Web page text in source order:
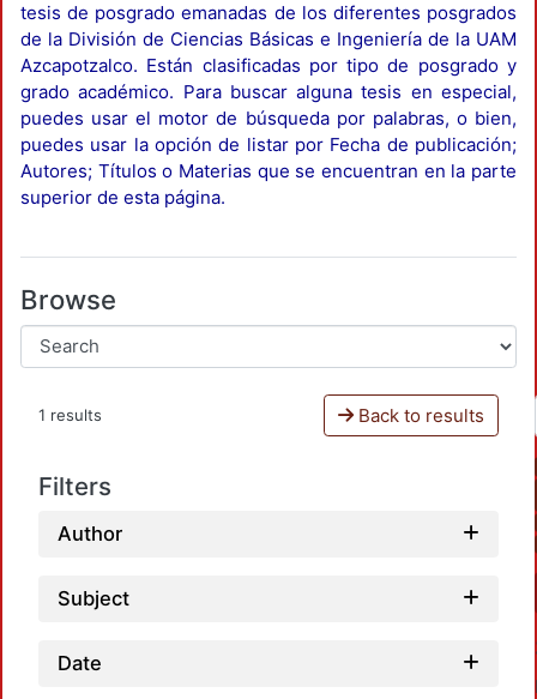
tesis de posgrado emanadas de los diferentes posgrados
de la División de Ciencias Básicas e Ingeniería de la UAM
Azcapotzalco. Están clasificadas por tipo de posgrado y
grado académico. Para buscar alguna tesis en especial,
puedes usar el motor de búsqueda por palabras, o bien,
puedes usar la opción de listar por Fecha de publicación;
Autores; Títulos o Materias que se encuentran en la parte
superior de esta página.
Browse
1 results Back to results
Filters
Author
Subject
Date